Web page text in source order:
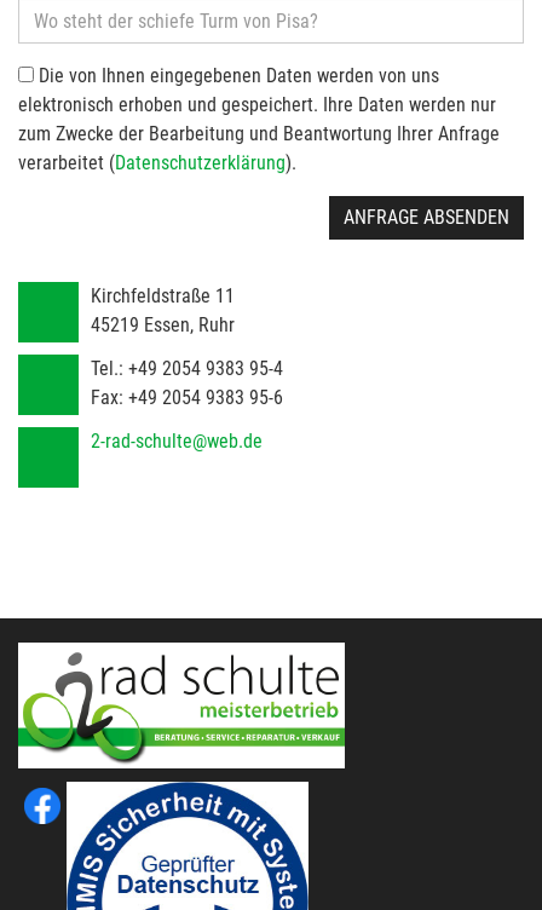
Die von Ihnen eingegebenen Daten werden von uns
elektronisch erhoben und gespeichert. Ihre Daten werden nur
zum Zwecke der Bearbeitung und Beantwortung Ihrer Anfrage
verarbeitet (Datenschutzerklärung).
ANFRAGE ABSENDEN
Kirchfeldstraße 11
45219 Essen, Ruhr
Tel.: +49 2054 9383 95-4
Fax: +49 2054 9383 95-6
2-rad-schulte@web.de